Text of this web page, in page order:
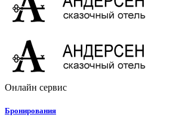
Онлайн сервис
Бронирования